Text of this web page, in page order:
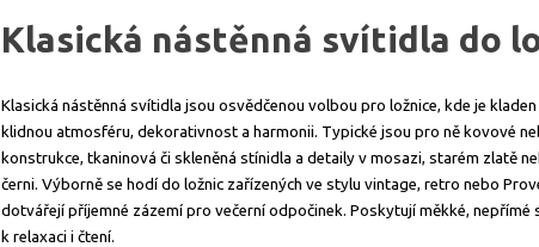
Klasická nástěnná svítidla do
Klasická nástěnná svítidla jsou osvědčenou volbou pro ložnice, kde je
klidnou atmosféru, dekorativnost a harmonii. Typické jsou pro ně kovové
konstrukce, tkaninová či skleněná stínidla a detaily v mosazi, starém zlatě
černi. Výborně se hodí do ložnic zařízených ve stylu vintage, retro nebo
dotvářejí příjemné zázemí pro večerní odpočinek. Poskytují měkké, nepřímé
k relaxaci i čtení.